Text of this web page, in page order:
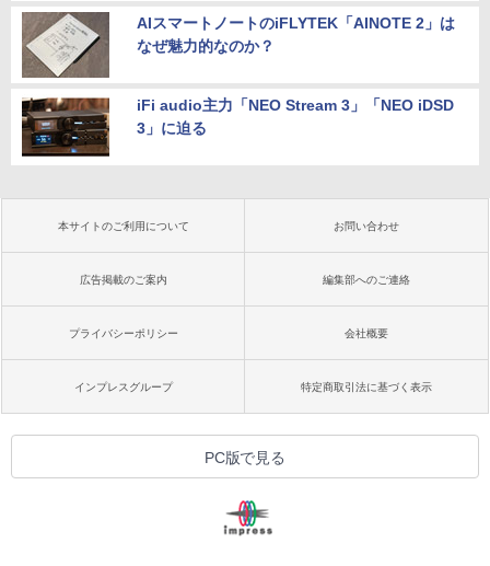
AIスマートノートのiFLYTEK「AINOTE 2」は
なぜ魅力的なのか？
iFi audio主力「NEO Stream 3」「NEO iDSD
3」に迫る
本サイトのご利用について お問い合わせ
広告掲載のご案内 編集部へのご連絡
プライバシーポリシー 会社概要
インプレスグループ 特定商取引法に基づく表示
PC版で見る